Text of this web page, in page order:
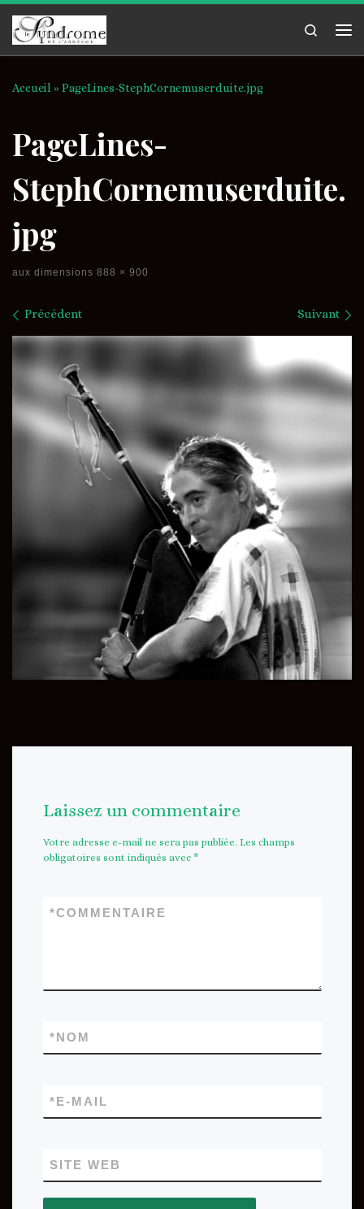
Passer au contenu
Search
Accueil »PageLines-StephCornemuserduite.jpg
PageLines-
StephCornemuserduite.
jpg
aux dimensions 888 × 900
Navigation des images
Précédent Suivant
Laissez un commentaire
Votre adresse e-mail ne sera pas publiée. Les champs
obligatoires sont indiqués avec *
COMMENTAIRE
*
NOM
*
E-MAIL
*
SITE WEB